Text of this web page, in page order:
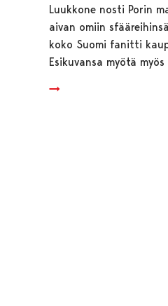
Luukkone nosti Porin
aivan omiin
koko Suomi fanitti
Esikuvansa myötä